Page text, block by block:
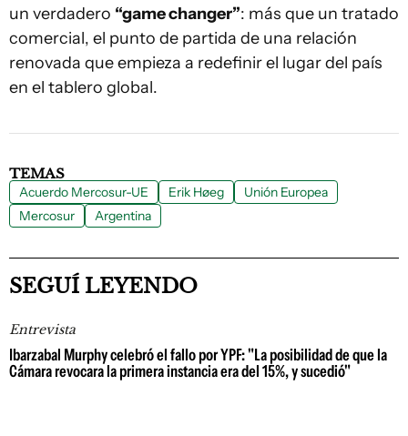
un verdadero “game changer”: más que un tratado
comercial, el punto de partida de una relación
renovada que empieza a redefinir el lugar del país
en el tablero global.
TEMAS
Acuerdo Mercosur-UE Erik Høeg
Unión Europea
Mercosur
Argentina
SEGUÍ LEYENDO
Entrevista
Ibarzabal Murphy celebró el fallo por YPF: "La posibilidad de que la
Cámara revocara la primera instancia era del 15%, y sucedió"